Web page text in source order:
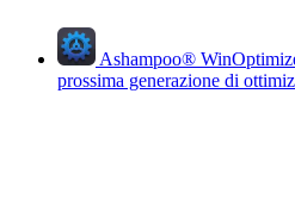
Ashampoo®
prossima generazione di